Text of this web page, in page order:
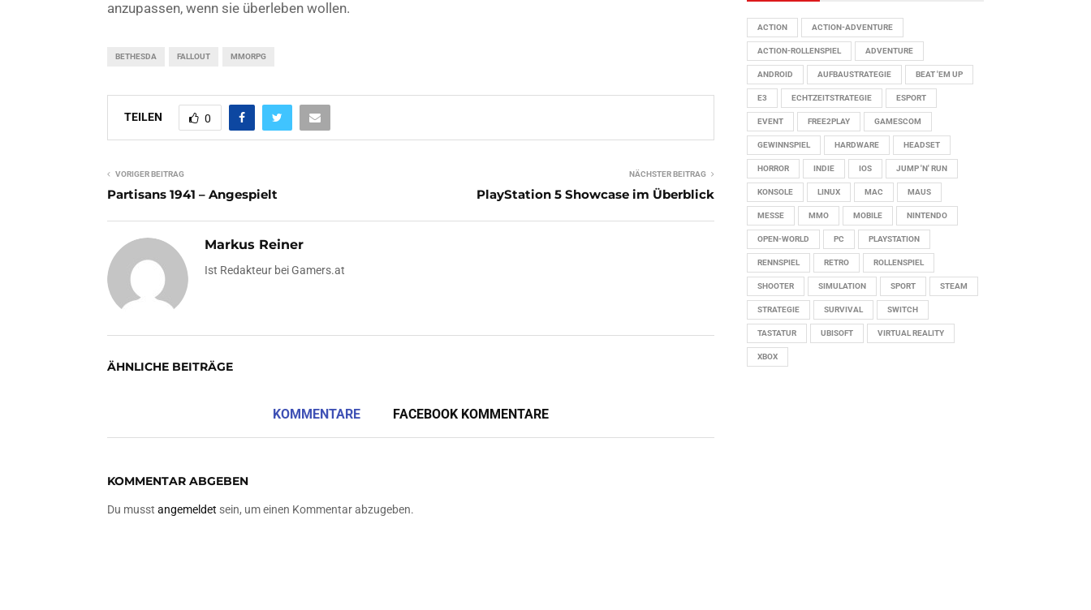
anzupassen, wenn sie überleben wollen.
BETHESDA FALLOUT MMORPG
TEILEN 0
VORIGER BEITRAG
Partisans 1941 – Angespielt
NÄCHSTER BEITRAG
PlayStation 5 Showcase im Überblick
Markus Reiner
Ist Redakteur bei Gamers.at
ÄHNLICHE BEITRÄGE
KOMMENTARE FACEBOOK KOMMENTARE
KOMMENTAR ABGEBEN
Du musst angemeldet sein, um einen Kommentar abzugeben.
ACTION ACTION-ADVENTURE
ACTION-ROLLENSPIEL ADVENTURE
ANDROID AUFBAUSTRATEGIE BEAT 'EM UP
E3 ECHTZEITSTRATEGIE ESPORT
EVENT FREE2PLAY GAMESCOM
GEWINNSPIEL HARDWARE HEADSET
HORROR INDIE IOS JUMP 'N' RUN
KONSOLE LINUX MAC MAUS
MESSE MMO MOBILE NINTENDO
OPEN-WORLD PC PLAYSTATION
RENNSPIEL RETRO ROLLENSPIEL
SHOOTER SIMULATION SPORT STEAM
STRATEGIE SURVIVAL SWITCH
TASTATUR UBISOFT VIRTUAL REALITY
XBOX